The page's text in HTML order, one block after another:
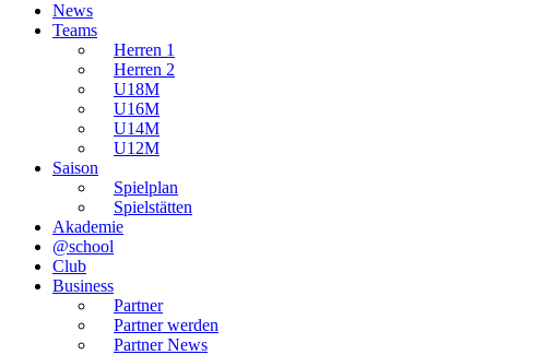
News
Teams
Herren 1
Herren 2
U18M
U16M
U14M
U12M
Saison
Spielplan
Spielstätten
Akademie
@school
Club
Business
Partner
Partner werden
Partner News